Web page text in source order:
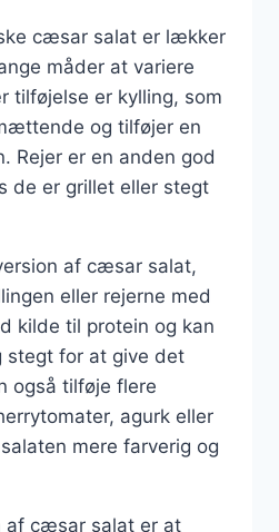
cæsar salat er lækker
måder at variere
tilføjelse er kylling, som
og tilføjer en
Rejer er en anden god
de er grillet eller stegt
af cæsar salat,
eller rejerne med
kilde til protein og kan
stegt for at give det
også tilføje flere
agurk eller
mere farverig og
af cæsar salat er at